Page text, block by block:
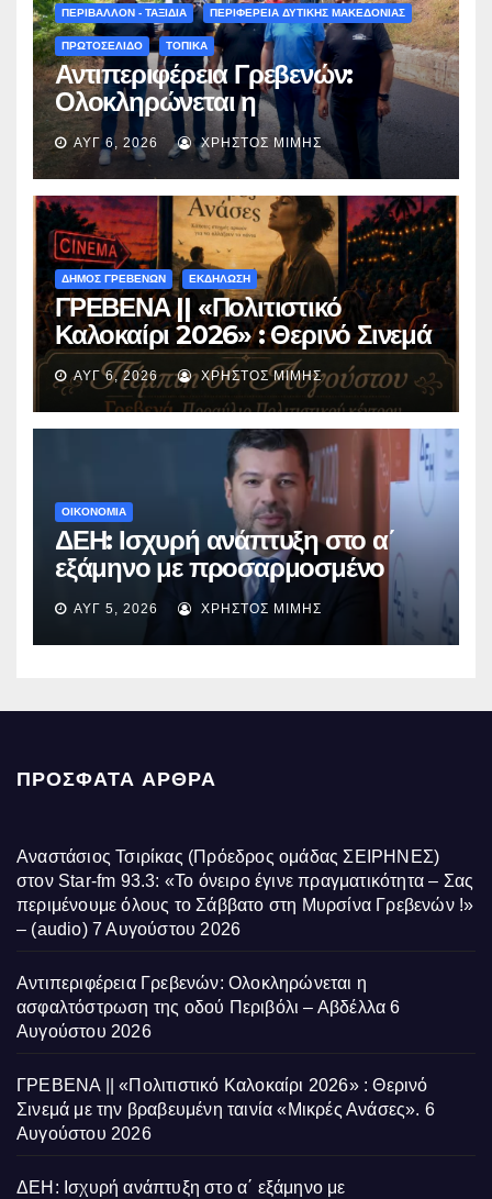
ΠΕΡΙΒΑΛΛΟΝ - ΤΑΞΙΔΙΑ ΠΕΡΙΦΕΡΕΙΑ ΔΥΤΙΚΗΣ ΜΑΚΕΔΟΝΙΑΣ
ΠΡΩΤΟΣΕΛΙΔΟ ΤΟΠΙΚΑ
Αντιπεριφέρεια Γρεβενών:
Ολοκληρώνεται η
ασφαλτόστρωση της οδού
Περιβόλι – Αβδέλλα
ΑΥΓ 6, 2026 ΧΡΉΣΤΟΣ ΜΊΜΗΣ
ΔΗΜΟΣ ΓΡΕΒΕΝΩΝ ΕΚΔΗΛΩΣΗ
ΓΡΕΒΕΝΑ || «Πολιτιστικό
Καλοκαίρι 2026» : Θερινό Σινεμά
με την βραβευμένη ταινία
«Μικρές Ανάσες».
ΑΥΓ 6, 2026 ΧΡΉΣΤΟΣ ΜΊΜΗΣ
ΟΙΚΟΝΟΜΙΑ
ΔΕΗ: Ισχυρή ανάπτυξη στο α΄
εξάμηνο με προσαρμοσμένο
EBITDA στα €1,2 δισ.
ΑΥΓ 5, 2026 ΧΡΉΣΤΟΣ ΜΊΜΗΣ
ΠΡΌΣΦΑΤΑ ΆΡΘΡΑ
Αναστάσιος Τσιρίκας (Πρόεδρος ομάδας ΣΕΙΡΗΝΕΣ)
στον Star-fm 93.3: «Το όνειρο έγινε πραγματικότητα – Σας
περιμένουμε όλους το Σάββατο στη Μυρσίνα Γρεβενών !»
– (audio) 7 Αυγούστου 2026
Αντιπεριφέρεια Γρεβενών: Ολοκληρώνεται η
ασφαλτόστρωση της οδού Περιβόλι – Αβδέλλα 6
Αυγούστου 2026
ΓΡΕΒΕΝΑ || «Πολιτιστικό Καλοκαίρι 2026» : Θερινό
Σινεμά με την βραβευμένη ταινία «Μικρές Ανάσες». 6
Αυγούστου 2026
ΔΕΗ: Ισχυρή ανάπτυξη στο α΄ εξάμηνο με